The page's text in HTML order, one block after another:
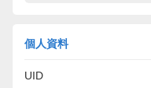
個人資料
UID